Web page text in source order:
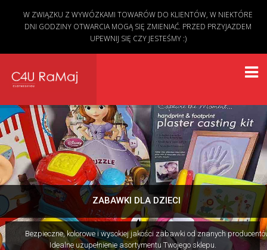
ZABAWKI DLA DZIECI
Bezpieczne, kolorowe i wysokiej jakości zabawki od znanych
Idealne uzupełnienie asortymentu Twojego sklepu.
W ZWIĄZKU Z WYWÓZKAMI TOWARÓW DO KLIENTÓW, W NIEKTÓRE
DNI GODZINY OTWARCIA MOGĄ SIĘ ZMIENIAĆ. PRZED PRZYJAZDEM
UPEWNIJ SIĘ CZY JESTEŚMY :)